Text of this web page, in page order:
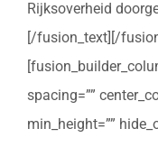
Rijksoverheid
[/fusion_text][/
spacing=””
min_height=””